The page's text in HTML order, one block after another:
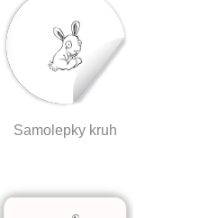
Samolepky kruh